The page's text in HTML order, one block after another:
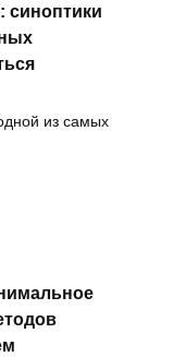
синоптики
из самых